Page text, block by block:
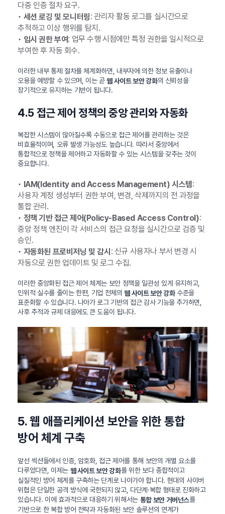
다중 인증 절차 요구.
• 세션 로깅 및 모니터링: 관리자 활동 로그를 실시간으로
추적하고 이상 행위를 탐지.
• 임시 권한 부여: 업무 수행 시점에만 특정 권한을 일시적으로
부여한 후 자동 회수.
이러한 내부 통제 절차를 체계화하면, 내부자에 의한 정보 유출이나
오용을 예방할 수 있으며, 이는 곧웹 사이트 보안 강화의 신뢰성을
장기적으로 유지하는 기반이 됩니다.
4.5 접근 제어 정책의 중앙 관리와 자동화
복잡한 시스템이 많아질수록 수동으로 접근 제어를 관리하는 것은
비효율적이며, 오류 발생 가능성도 높습니다. 따라서 중앙에서
통합적으로 정책을 제어하고 자동화할 수 있는 시스템을 갖추는 것이
중요합니다.
• IAM(Identity and Access Management) 시스템:
사용자 계정 생성부터 권한 부여, 변경, 삭제까지의 전 과정을
통합 관리.
• 정책 기반 접근 제어(Policy-Based Access Control):
중앙 정책 엔진이 각 서비스의 접근 요청을 실시간으로 검증 및
승인.
• 자동화된 프로비저닝 및 감시 : 신규 사용자나 부서 변경 시
자동으로 권한 업데이트 및 로그 수집.
이러한 중앙화된 접근 제어 체계는 보안 정책을 일관성 있게 유지하고,
인위적 실수를 줄이는 한편, 기업 전체의웹 사이트 보안 강화수준을
표준화할 수 있습니다. 나아가 로그 기반의 접근 감사 기능을 추가하면,
사후 추적과 규제 대응에도 큰 도움이 됩니다.
5. 웹 애플리케이션 보안을 위한 통합
방어 체계 구축
앞선 섹션들에서 인증, 암호화, 접근 제어를 통해 보안의 개별 요소를
다루었다면, 이제는 웹 사이트 보안 강화를 위한 보다 종합적이고
실질적인 방어 체계를 구축하는 단계로 나아가야 합니다. 현대의 사이버
위협은 단일한 공격 방식에 국한되지 않고, 다단계·복합 형태로 진화하고
있습니다. 이에 효과적으로 대응하기 위해서는 통합 보안 거버넌스를
기반으로 한 복합 방어 전략과 자동화된 보안 솔루션의 연계가